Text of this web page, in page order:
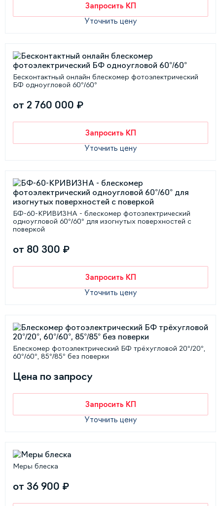
Запросить КП
Уточнить цену
Бесконтактный онлайн блескомер фотоэлектрический
БФ одноугловой 60°/60°
от 2 760 000 ₽
Запросить КП
Уточнить цену
БФ-60-КРИВИЗНА - блескомер фотоэлектрический
одноугловой 60°/60° для изогнутых поверхностей с
поверкой
от 80 300 ₽
Запросить КП
Уточнить цену
Блескомер фотоэлектрический БФ трёхугловой 20°/20°,
60°/60°, 85°/85° без поверки
Цена по запросу
Запросить КП
Уточнить цену
Меры блеска
от 36 900 ₽